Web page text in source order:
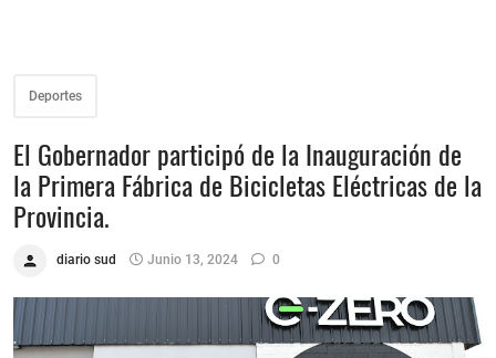
Deportes
El Gobernador participó de la Inauguración de
la Primera Fábrica de Bicicletas Eléctricas de la
Provincia.
diario sud Junio 13, 2024 0